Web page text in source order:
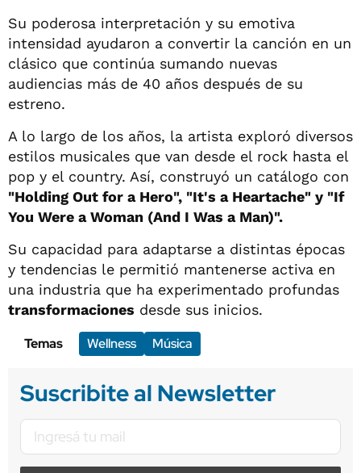
Su poderosa interpretación y su emotiva
intensidad ayudaron a convertir la canción en un
clásico que continúa sumando nuevas
audiencias más de 40 años después de su
estreno.
A lo largo de los años, la artista exploró diversos
estilos musicales que van desde el rock hasta el
pop y el country. Así, construyó un catálogo con
"Holding Out for a Hero", "It's a Heartache" y "If
You Were a Woman (And I Was a Man)".
Su capacidad para adaptarse a distintas épocas
y tendencias le permitió mantenerse activa en
una industria que ha experimentado profundas
transformaciones desde sus inicios.
Temas
Wellness Música
Suscribite al Newsletter